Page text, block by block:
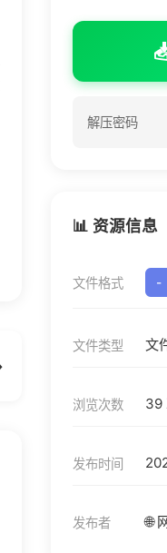
解压密码
📊 资源信息
文件格式 -
文件类型 文
浏览次数 39
发布时间
发布者 🌐